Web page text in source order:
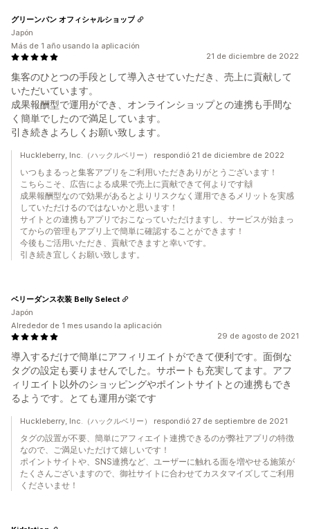
21 de diciembre de 2022
集客のひとつの手段として導入させていただき、売上に貢献して
いただいています。
成果報酬型で運用ができ、オンラインショップとの連携も手間な
く簡単でしたので満足しています。
引き続きよろしくお願い致します。
グリーンパン オフィシャルショップ
Japón
Más de 1 año usando la aplicación
Huckleberry, Inc.（ハックルベリー） respondió 21 de diciembre de 2022
いつもまるっと集客アプリをご利用いただきありがとうございます！
こちらこそ、広告による成果で売上に貢献できて何よりです🙌
成果報酬型なので効果があるとよりリスクなく運用できるメリットを実感
していただけるのではないかと思います！
サイトとの連携もアプリでおこなっていただけますし、サービスが始まっ
てからの管理もアプリ上で簡単に確認することができます！
今後もご活用いただき、貢献できますと幸いです。
引き続き宜しくお願い致します。
29 de agosto de 2021
導入するだけで簡単にアフィリエイトができて便利です。面倒な
タグの設定も要りませんでした。サポートも充実してます。アフ
ィリエイト以外のショッピングやポイントサイトとの連携もでき
るようです。とても運用が楽です
ベリーダンス衣装 Belly Select
Japón
Alrededor de 1 mes usando la aplicación
Huckleberry, Inc.（ハックルベリー） respondió 27 de septiembre de 2021
タグの設置が不要、簡単にアフィエイト連携できるのが弊社アプリの特徴
なので、ご満足いただけて嬉しいです！
ポイントサイトや、SNS連携など、ユーザーに触れる面を増やせる施策が
たくさんございますので、御社サイトに合わせてカスタマイズしてご利用
くださいませ！